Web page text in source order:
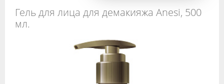
Гель для лица для демакияжа Anesi, 500
мл.